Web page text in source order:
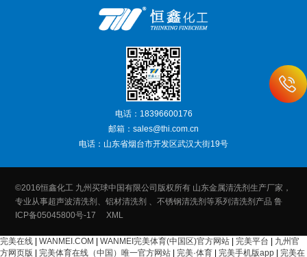
电话：18396600176
邮箱：sales@thi.com.cn
电话：山东省烟台市开发区武汉大街19号
©2016恒鑫化工 九州买球中国有限公司版权所有 山东金属清洗剂生产厂家，
专业从事超声波清洗剂、铝材清洗剂 、不锈钢清洗剂等系列清洗剂产品鲁
ICP备05045800号-17
XML
完美在线 WANMEI.COM WANMEI完美体育(中国区)官方网站 完美平台
九州官
方网页版
完美体育在线（中国）唯一官方网站 完美·体育 完美手机版app 完美在